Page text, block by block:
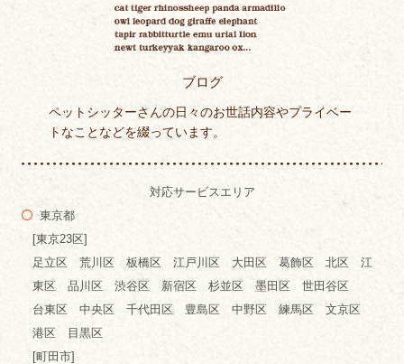
ブログ
ペットシッターさんの日々のお世話内容やプライベー
トなことなどを綴っています。
対応サービスエリア
東京都
[東京23区]
足立区 荒川区 板橋区 江戸川区 大田区 葛飾区 北区 江
東区 品川区 渋谷区 新宿区 杉並区 墨田区 世田谷区
台東区 中央区 千代田区 豊島区 中野区 練馬区 文京区
港区 目黒区
[町田市]